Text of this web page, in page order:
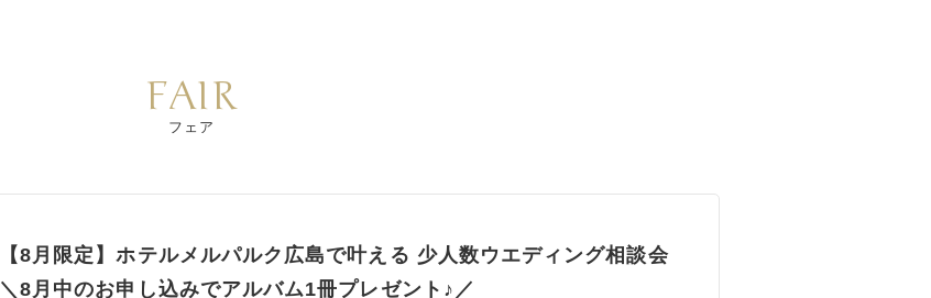
FAIR
フェア
【8月限定】ホテルメルパルク広島で叶える 少人数ウエディング相談会
＼8月中のお申し込みでアルバム1冊プレゼント♪／